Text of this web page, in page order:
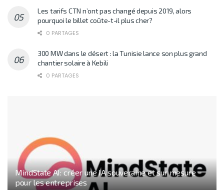
Les tarifs CTN n’ont pas changé depuis 2019, alors
pourquoi le billet coûte-t-il plus cher?
0 PARTAGES
300 MW dans le désert : la Tunisie lance son plus grand
chantier solaire à Kebili
0 PARTAGES
MindState AI: créer une IA souveraine et sur mesure
pour les entreprises